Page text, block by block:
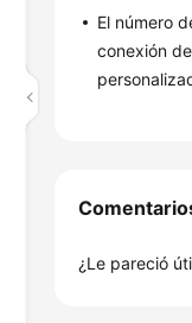
El número
conexión
¿Le pareció